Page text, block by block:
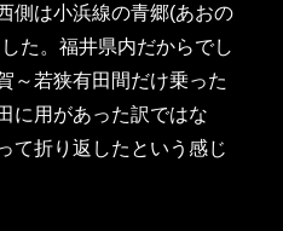
側は小浜線の青郷(あおの
た。福井県内だからでし
～若狭有田間だけ乗った
に用があった訳ではな
て折り返したという感じ